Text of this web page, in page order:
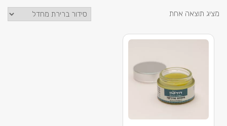
מציג תוצאה אחת